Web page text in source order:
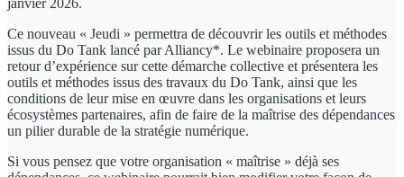
janvier 2026.
Ce nouveau « Jeudi » permettra de découvrir les outils et méthodes
issus du Do Tank lancé par Alliancy*. Le webinaire proposera un
retour d’expérience sur cette démarche collective et présentera les
outils et méthodes issus des travaux du Do Tank, ainsi que les
conditions de leur mise en œuvre dans les organisations et leurs
écosystèmes partenaires, afin de faire de la maîtrise des dépendances
un pilier durable de la stratégie numérique.
Si vous pensez que votre organisation « maîtrise » déjà ses